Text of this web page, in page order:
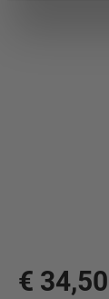
€ 34,50